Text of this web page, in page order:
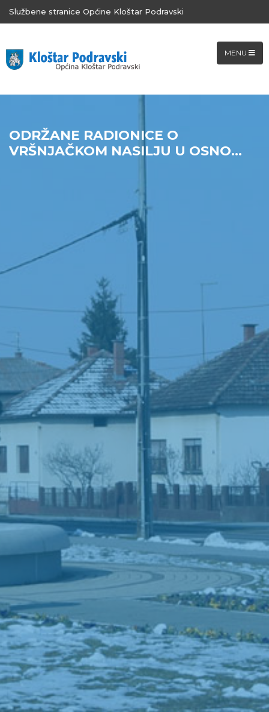
Službene stranice Općine Kloštar Podravski
MENU
ODRŽANE RADIONICE O
VRŠNJAČKOM NASILJU U OSNO...